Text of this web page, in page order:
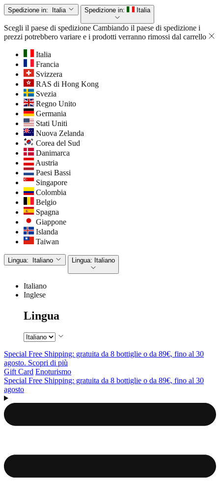
Spedizione in: Italia Spedizione in: Italia
Scegli il paese di spedizione Cambiando il paese di spedizione i
prezzi potrebbero variare e i prodotti verranno rimossi dal carrello
Italia
Francia
Svizzera
RAS di Hong Kong
Svezia
Regno Unito
Germania
Stati Uniti
Nuova Zelanda
Corea del Sud
Danimarca
Austria
Paesi Bassi
Singapore
Colombia
Belgio
Spagna
Giappone
Islanda
Taiwan
Lingua: Italiano Lingua: Italiano
Italiano
Inglese
Lingua
Special Free Shipping: gratuita da 8 bottiglie o da 89€, fino al 30
agosto. Scopri di più
Gift Card Enoturismo
Special Free Shipping: gratuita da 8 bottiglie o da 89€, fino al 30
agosto